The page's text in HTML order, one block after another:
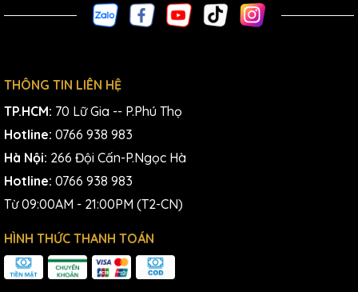
THÔNG TIN LIÊN HỆ
TP.HCM: 70 Lữ Gia -- P.Phú Thọ
Hotline: 0766 938 983
Hà Nội: 266 Đội Cấn-P.Ngọc Hà
Hotline: 0766 938 983
Từ 09:00AM - 21:00PM (T2-CN)
HÌNH THỨC THANH TOÁN